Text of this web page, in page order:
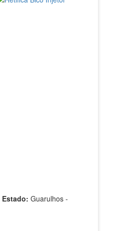
Estado: Guarulhos -